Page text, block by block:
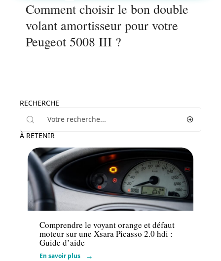
Comment choisir le bon double
volant amortisseur pour votre
Peugeot 5008 III ?
RECHERCHE
À RETENIR
Actu
Comprendre le voyant orange et défaut
moteur sur une Xsara Picasso 2.0 hdi :
Guide d’aide
En savoir plus